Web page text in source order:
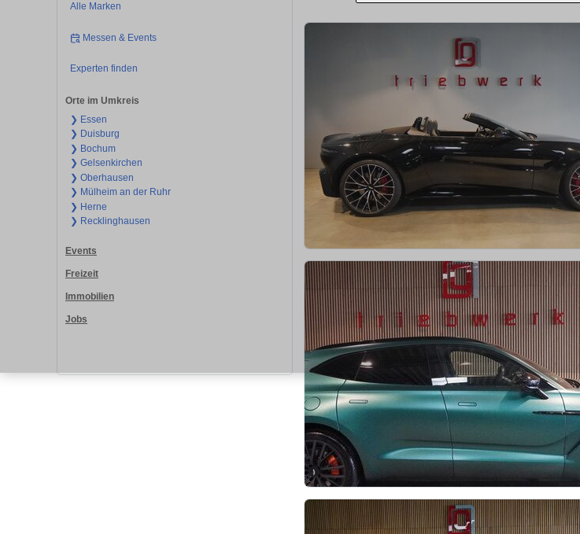
Alle Marken
Messen & Events
Experten finden
Orte im Umkreis
❯ Essen
❯ Duisburg
❯ Bochum
❯ Gelsenkirchen
❯ Oberhausen
❯ Mülheim an der Ruhr
❯ Herne
❯ Recklinghausen
Events
Freizeit
Immobilien
Jobs